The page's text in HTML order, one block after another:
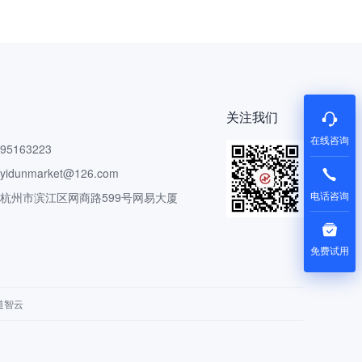
州市滨江区网商路599号网易大厦
关注我们
智云
在线咨询
电话咨询
免费试用